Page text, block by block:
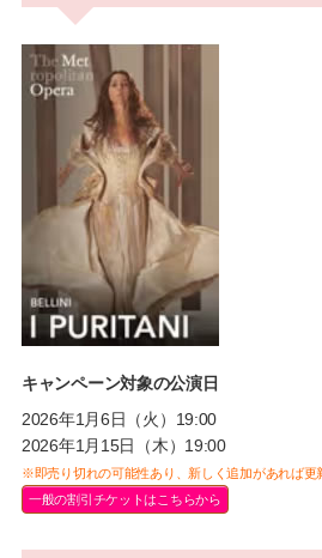
キャンペーン対象の公演日
2026年1月6日（火）19:00
2026年1月15日（木）19:00
※即売り切れの可能性あり、新しく追加があれば更
一般の割引チケットはこちらから